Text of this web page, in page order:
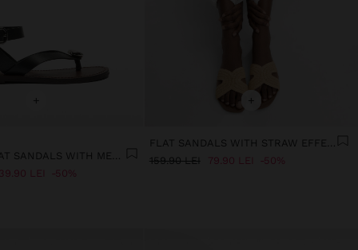
+
LEI
50%
+
159.90 LEI
79.90 LEI 50%